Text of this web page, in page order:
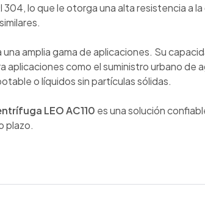
lo que le otorga una alta resistencia a
amplia gama de aplicaciones. Su
como el suministro urbano de
o líquidos sin partículas sólidas.
LEO AC110 es una solución
plazo.